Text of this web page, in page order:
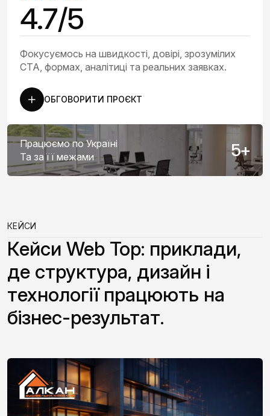
4.7/5
Фокусуємось на швидкості, довірі, зрозумілих
CTA, формах, аналітиці та реальних заявках.
ОБГОВОРИТИ ПРОЄКТ
Працюємо по Україні
Та за її межами
5+
КЕЙСИ
Кейси Web Top: приклади,
де структура, дизайн і
технології працюють на
бізнес-результат.